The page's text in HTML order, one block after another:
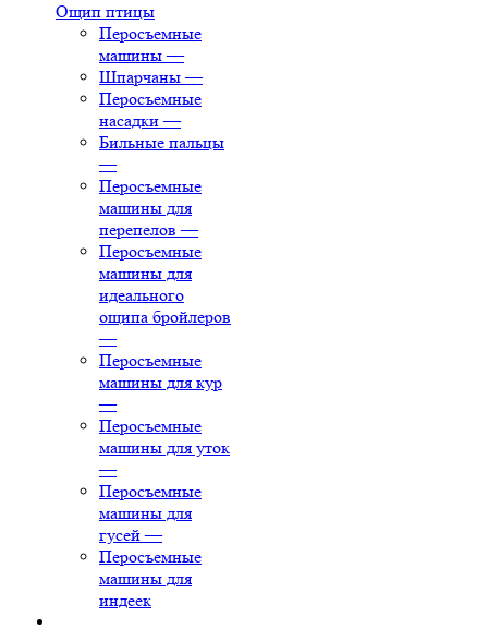
Ощип птицы
Перосъемные
машины —
Шпарчаны —
Перосъемные
насадки —
Бильные пальцы
—
Перосъемные
машины для
перепелов —
Перосъемные
машины для
идеального
ощипа бройлеров
—
Перосъемные
машины для кур
—
Перосъемные
машины для уток
—
Перосъемные
машины для
гусей —
Перосъемные
машины для
индеек